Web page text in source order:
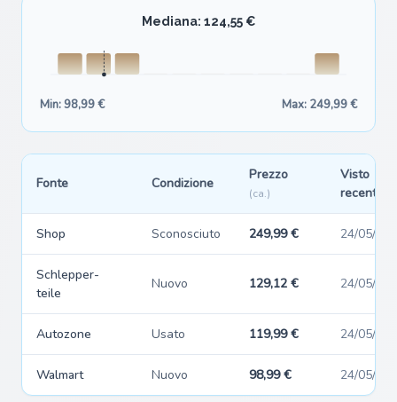
Mediana: 124,55 €
Min: 98,99 € Max: 249,99 €
Fonte Condizione
Prezzo
(ca.)
Visto
Shop Sconosciuto 249,99 € 24/05/
Schlepper-
teile
Nuovo 129,12 € 24/05/
Autozone Usato 119,99 € 24/05/
Walmart Nuovo 98,99 € 24/05/